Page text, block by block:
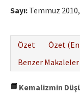
Sayı: Temmuz 2010,
Özet
Özet
Benzer Makaleler
Kemalizmin